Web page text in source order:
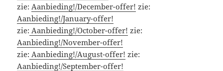
zie: Aanbieding!/December-offer! zie:
Aanbieding!/January-offer!
zie: Aanbieding!/October-offer! zie:
Aanbieding!/November-offer!
zie: Aanbieding!/August-offer! zie:
Aanbieding!/September-offer!